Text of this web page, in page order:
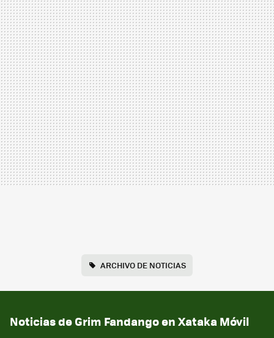
ARCHIVO DE NOTICIAS
Noticias de Grim Fandango en Xataka Móvil